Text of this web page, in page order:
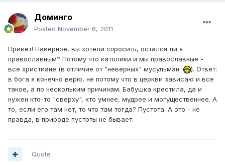
Доминго
Posted November 6, 2011
Привет! Наверное, вы хотели спросить, остался ли я
православным? Потому что католики и мы православные -
все христиане (в отличие от "неверных" мусульман
). Ответ:
в бога я конечно верю, не потому что в церкви зависаю и все
такое, а по нескольким причинам. Бабушка крестила, да и
нужен кто-то "сверху", кто умнее, мудрее и могущественнее. А
то, если его там нет, то что там тогда? Пустота. А это - не
правда, в природе пустоты не бывает.
Quote